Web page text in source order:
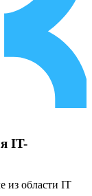
IT-
из области IT